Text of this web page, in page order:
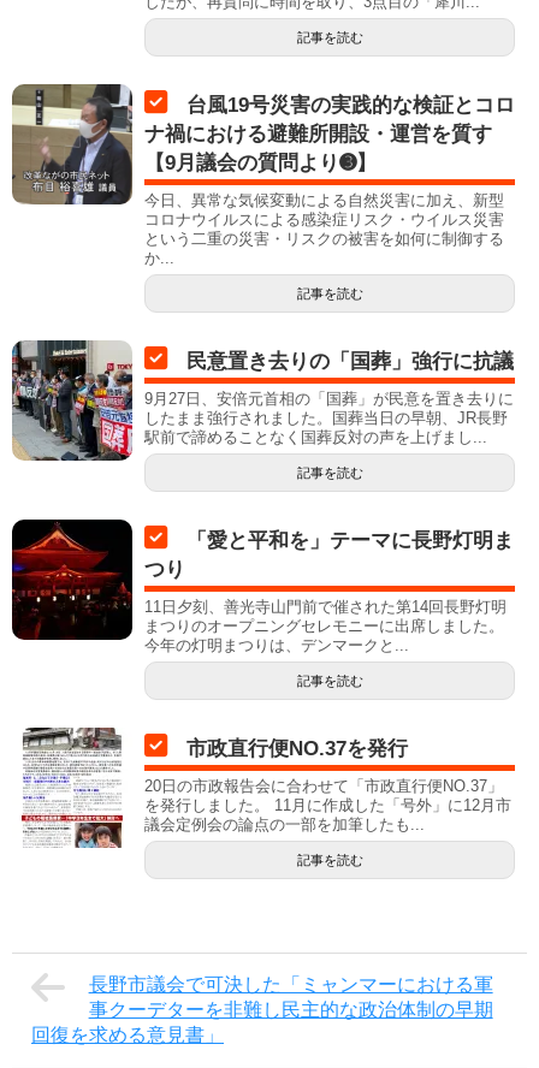
記事を読む
台風19号災害の実践的な検証とコロ
ナ禍における避難所開設・運営を質す
【9月議会の質問より➌】
今日、異常な気候変動による自然災害に加え、新型
コロナウイルスによる感染症リスク・ウイルス災害
という二重の災害・リスクの被害を如何に制御する
か...
記事を読む
民意置き去りの「国葬」強行に抗議
9月27日、安倍元首相の「国葬」が民意を置き去りに
したまま強行されました。国葬当日の早朝、JR長野
駅前で諦めることなく国葬反対の声を上げまし...
記事を読む
「愛と平和を」テーマに長野灯明ま
つり
11日夕刻、善光寺山門前で催された第14回長野灯明
まつりのオープニングセレモニーに出席しました。
今年の灯明まつりは、デンマークと...
記事を読む
市政直行便NO.37を発行
20日の市政報告会に合わせて「市政直行便NO.37」
を発行しました。 11月に作成した「号外」に12月市
議会定例会の論点の一部を加筆したも...
記事を読む
長野市議会で可決した「ミャンマーにおける軍
事クーデターを非難し民主的な政治体制の早期
回復を求める意見書」